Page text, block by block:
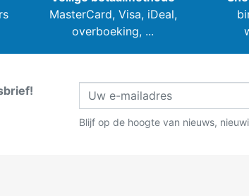
MasterCard, Visa, iDeal,
overboeking, ...
Blijf op de hoogte van nieuws,